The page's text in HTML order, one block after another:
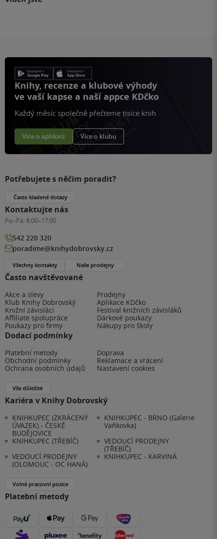
Knihy, recenze a klubové výhody
ve vaší kapse a naší appce KDčko
Každý měsíc společně přečteme tisíce knih
Více o aplikaci Více o klubu
Často navštěvované
Akce a slevy
Prodejny
Klub Knihy Dobrovský
Aplikace KDčko
Knižní závisláci
Festival knižních závisláků
Affiliate spolupráce
Dárkové poukazy
Poukazy pro firmy
Nákupy pro školy
Dodací podmínky
Platební metody
Doprava
Obchodní podmínky
Reklamace a vrácení
Ochrana osobních údajů
Nastavení cookies
Vše důležité
Kariéra v Knihy Dobrovský
KNIHKUPEC (ZKRÁCENÝ
ÚVAZEK) - ČESKÉ
BUDĚJOVICE
KNIHKUPEC - BRNO (Galerie
Vaňkovka)
KNIHKUPEC (TŘEBÍČ)
VEDOUCÍ PRODEJNY
(TŘEBÍČ)
VEDOUCÍ PRODEJNY
(OLOMOUC - OC HANÁ)
KNIHKUPEC - KARVINÁ
Volné pracovní pozice
Platební metody
Potřebujete s něčím poradit?
Často kladené dotazy
Kontaktujte nás
Po–Pá: 8:00–17:00
542 220 320
poradime@knihydobrovsky.cz
Všechny kontakty Naše prodejny